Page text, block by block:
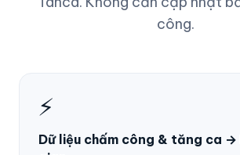
công.
⚡
Dữ liệu chấm công & tăng ca →